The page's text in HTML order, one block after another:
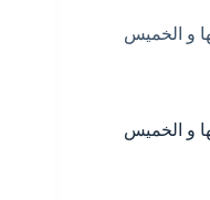
و الخميس
و الخميس